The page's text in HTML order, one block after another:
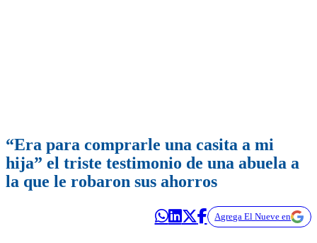
“Era para comprarle una casita a mi
hija” el triste testimonio de una abuela a
la que le robaron sus ahorros
Agrega El Nueve en